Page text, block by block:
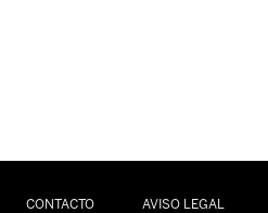
CONTACTO AVISO LEGAL